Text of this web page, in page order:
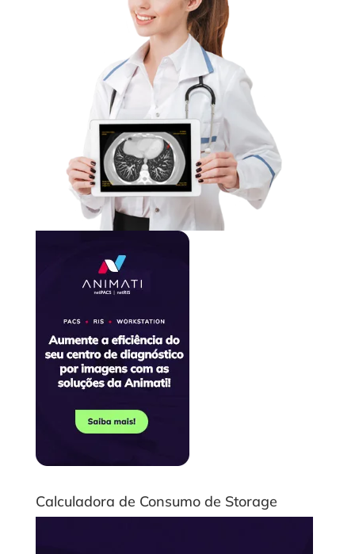
Calculadora de Consumo de Storage